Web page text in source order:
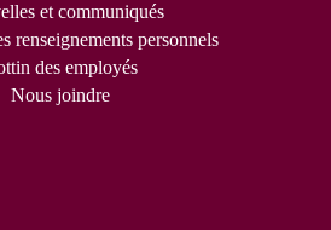
et communiqués
renseignements personnels
des employés
Nous joindre